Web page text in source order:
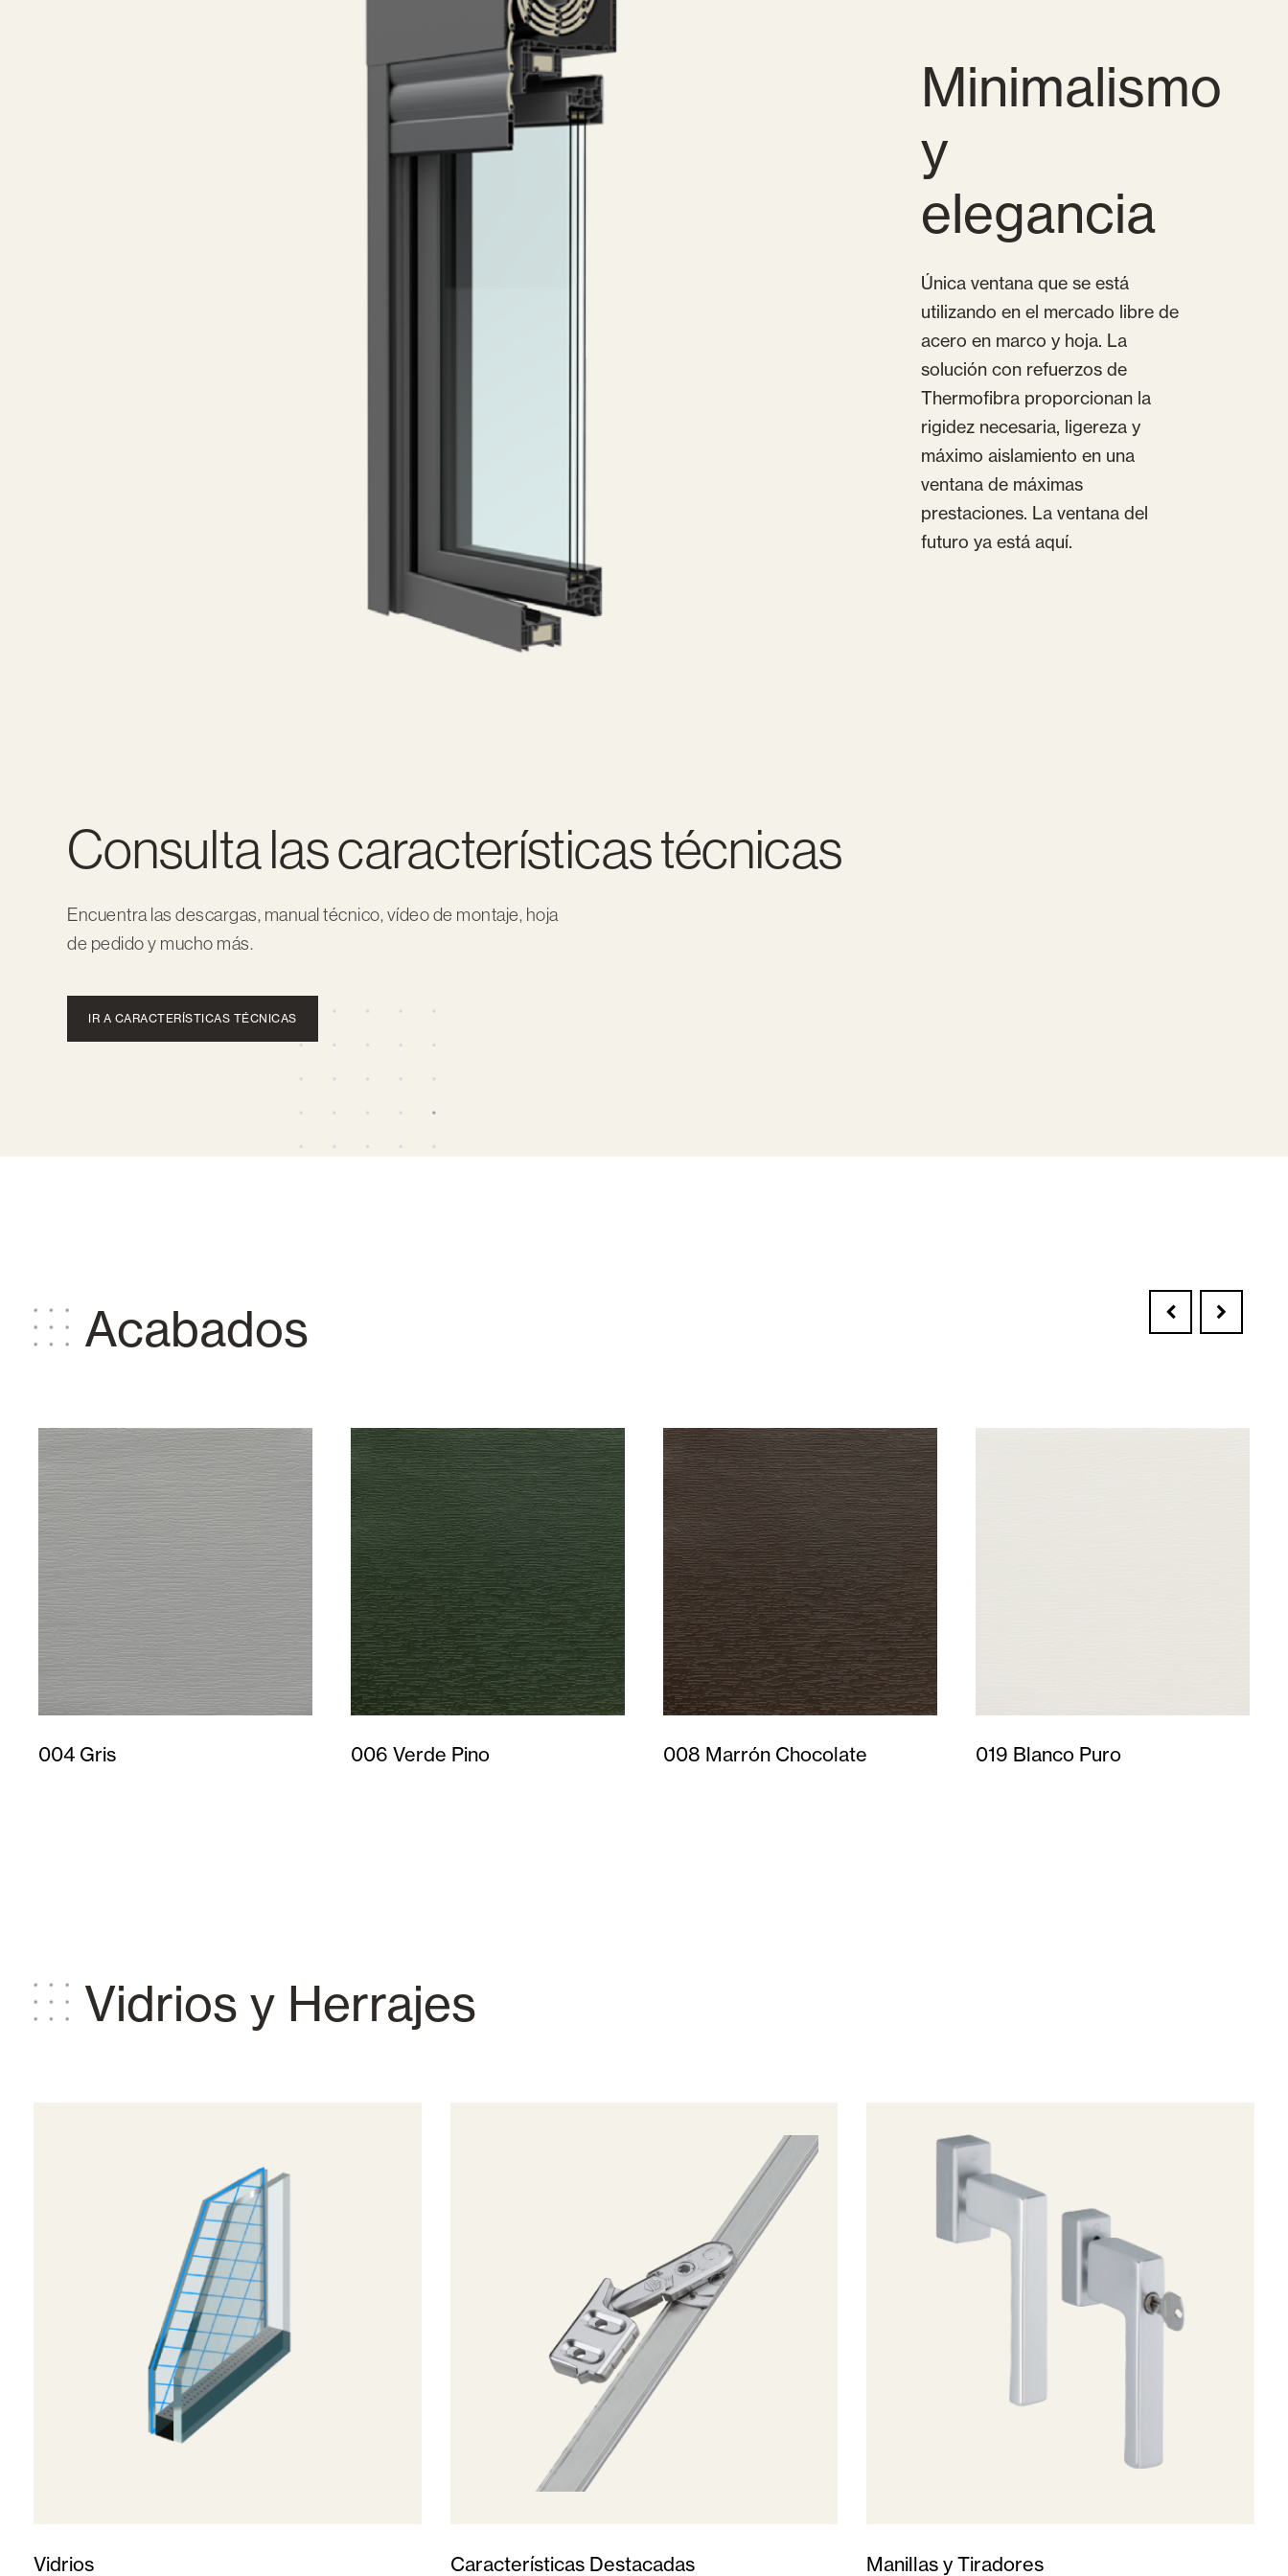
Minimalismo
y
elegancia
Única ventana que se está
utilizando en el mercado libre de
acero en marco y hoja. La
solución con refuerzos de
Thermofibra proporcionan la
rigidez necesaria, ligereza y
máximo aislamiento en una
ventana de máximas
prestaciones. La ventana del
futuro ya está aquí.
Consulta las características técnicas
Encuentra las descargas, manual técnico, vídeo de montaje, hoja
de pedido y mucho más.
IR A CARACTERÍSTICAS TÉCNICAS
Acabados
004 Gris 006 Verde Pino 008 Marrón Chocolate 019 Blanco Puro
Vidrios y Herrajes
Vidrios Características Destacadas Manillas y Tiradores